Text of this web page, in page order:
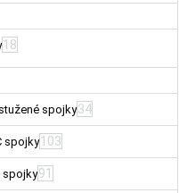
18
spojky34
spojky 103
spojky91